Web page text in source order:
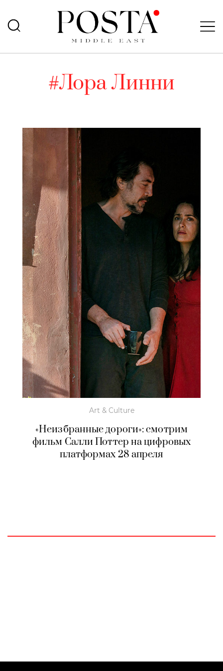
#Лора Линни
Art & Culture
«Неизбранные дороги»: смотрим
фильм Салли Поттер на цифровых
платформах 28 апреля